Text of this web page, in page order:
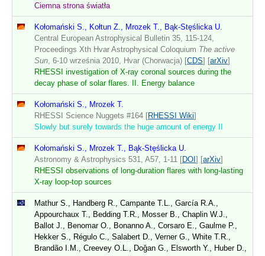
Ciemna strona światła
Kołomański S., Kołtun Z., Mrozek T., Bąk-Stęślicka U.
Central European Astrophysical Bulletin 35, 115-124,
Proceedings Xth Hvar Astrophysical Coloquium The active
Sun , 6-10 września 2010, Hvar (Chorwacja) [CDS] [arXiv]
RHESSI investigation of X-ray coronal sources during the
decay phase of solar flares. II. Energy balance
Kołomański S., Mrozek T.
RHESSI Science Nuggets #164 [RHESSI Wiki]
Slowly but surely towards the huge amount of energy II
Kołomański S., Mrozek T., Bąk-Stęślicka U.
Astronomy & Astrophysics 531, A57, 1-11 [DOI] [arXiv]
RHESSI observations of long-duration flares with long-lasting
X-ray loop-top sources
Mathur S., Handberg R., Campante T.L., García R.A.,
Appourchaux T., Bedding T.R., Mosser B., Chaplin W.J.,
Ballot J., Benomar O., Bonanno A., Corsaro E., Gaulme P.,
Hekker S., Régulo C., Salabert D., Verner G., White T.R.,
Brandão I.M., Creevey O.L., Doǧan G., Elsworth Y., Huber D.,